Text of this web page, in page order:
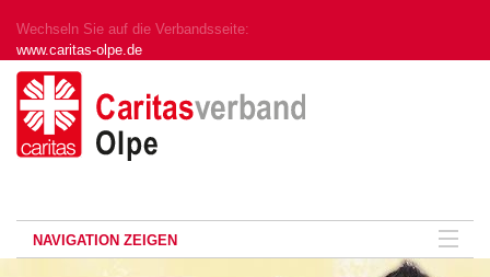
Wechseln Sie auf die Verbandsseite:
www.caritas-olpe.de
NAVIGATION ZEIGEN